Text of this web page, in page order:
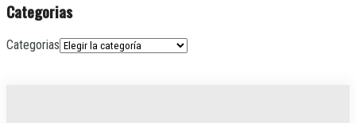
Categorias
Categorias